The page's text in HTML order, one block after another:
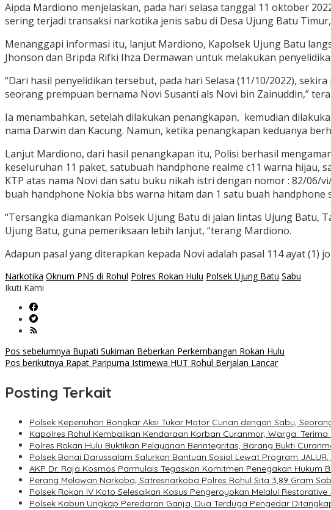
Aipda Mardiono menjelaskan, pada hari selasa tanggal 11 oktober
sering terjadi transaksi narkotika jenis sabu di Desa Ujung Batu
Menanggapi informasi itu, lanjut Mardiono, Kapolsek Ujung Batu
Jhonson dan Bripda Rifki Ihza Dermawan untuk melakukan
“Dari hasil penyelidikan tersebut, pada hari Selasa (11/10/2022),
seorang prempuan bernama Novi Susanti als Novi bin Zainuddin,”
Ia menambahkan, setelah dilakukan penangkapan, kemudian
nama Darwin dan Kacung. Namun, ketika penangkapan keduanya
Lanjut Mardiono, dari hasil penangkapan itu, Polisi berhasil
keseluruhan 11 paket, satubuah handphone realme c11 warna
KTP atas nama Novi dan satu buku nikah istri dengan nomor : 82/06/
buah handphone Nokia bbs warna hitam dan 1 satu buah handphone
“Tersangka diamankan Polsek Ujung Batu di jalan lintas Ujung Batu,
Ujung Batu, guna pemeriksaan lebih lanjut, “terang Mardiono.
Adapun pasal yang diterapkan kepada Novi adalah pasal 114 ayat (1)
Narkotika Oknum PNS di Rohul Polres Rokan Hulu Polsek Ujung Batu Sabu
Ikuti Kami
Navigasi
Pos sebelumnya Bupati Sukiman Beberkan Perkembangan Rokan Hulu
Pos berikutnya Rapat Paripurna Istimewa HUT Rohul Berjalan Lancar
Posting Terkait
Polsek Kepenuhan Bongkar Aksi Tukar Motor Curian dengan Sabu,
Kapolres Rohul Kembalikan Kendaraan Korban Curanmor, Warga:
Polres Rokan Hulu Buktikan Pelayanan Berintegritas, Barang Bukti
Polsek Bonai Darussalam Salurkan Bantuan Sosial Lewat Program
AKP Dr. Raja Kosmos Parmulais Tegaskan Komitmen Penegakan Hukum
Perang Melawan Narkoba, Satresnarkoba Polres Rohul Sita 3,89 Gram
Polsek Rokan IV Koto Selesaikan Kasus Pengeroyokan Melalui
Polsek Kabun Ungkap Peredaran Ganja, Dua Terduga Pengedar